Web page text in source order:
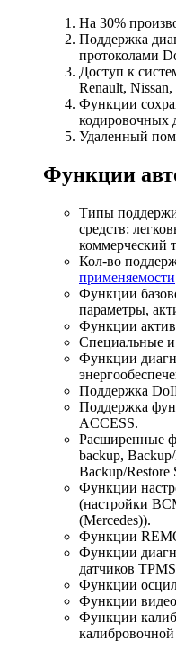
На 30%
Поддержка
протоколами
Доступ к
Renault,
Функции
кодировочных
Удаленный
Функции
Типы
средств:
коммерческий
Кол-во
применяемости
Функции
параметры,
Функции
Специальные
Функции
Поддержка
Поддержка
ACCESS.
Расширенные
backup,
Backup/Restore
Функции
(настройки
(Mercedes)).
Функции
Функции
датчиков
Функции
Функции
Функции